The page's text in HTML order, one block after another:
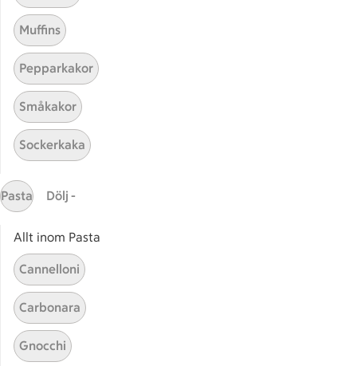
Här hittar du alla goda recept du har sparat och
Sidfot
Start
Muffins
Pepparkakor
Småkakor
Sockerkaka
Pasta Dölj -
Allt inom Pasta
Cannelloni
Carbonara
Gnocchi